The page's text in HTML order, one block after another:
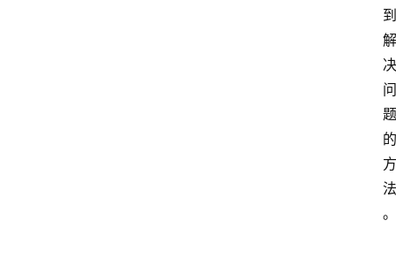
到
解
决
问
题
的
方
法
。